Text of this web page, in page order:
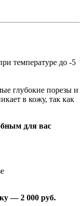
температуре до -5
глубокие порезы и
в кожу, так как
для вас
— 2 000 руб.